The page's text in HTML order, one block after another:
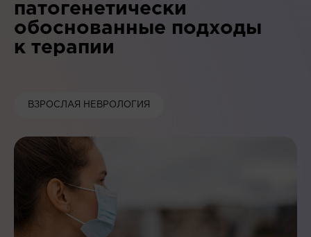
патогенетически
обоснованные подходы
к терапии
ВЗРОСЛАЯ НЕВРОЛОГИЯ